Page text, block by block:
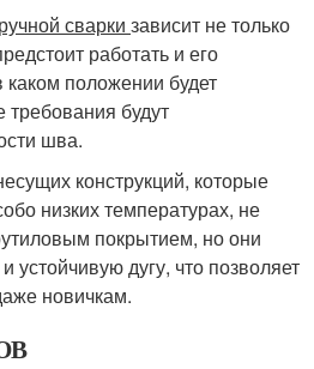
сварки зависит не только
работать и его
положении будет
требования будут
шва.
конструкций, которые
низких температурах, не
покрытием, но они
устойчивую дугу, что позволяет
новичкам.